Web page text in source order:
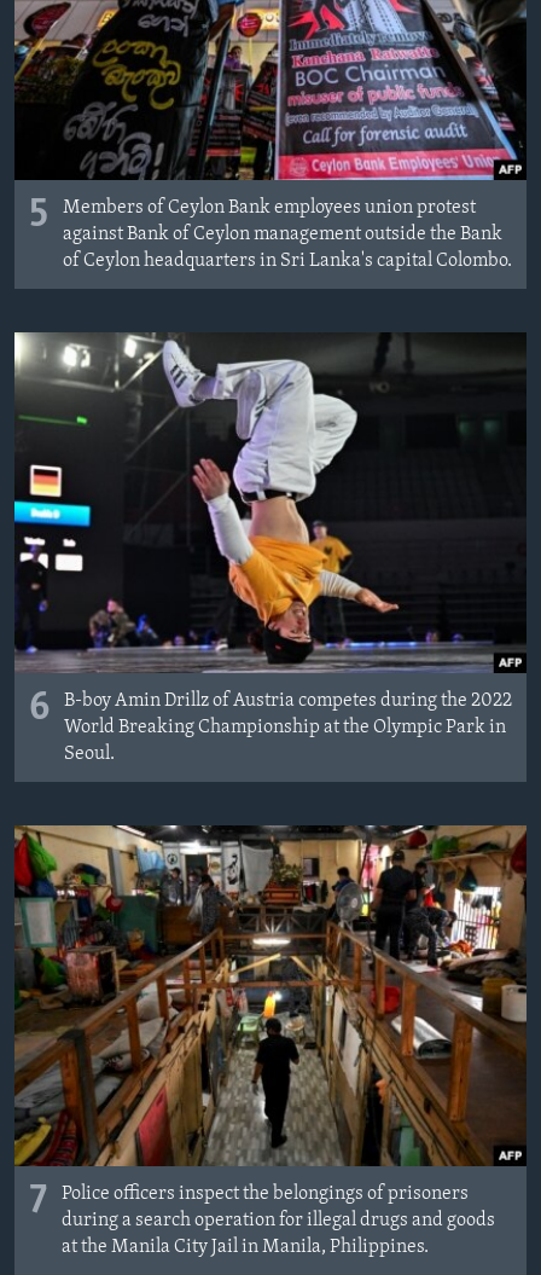
MAGAZIN
O GLASU AMERIKE
Learning English
PRATITE NAS
5
Members of Ceylon Bank employees union protest
against Bank of Ceylon management outside the Bank
of Ceylon headquarters in Sri Lanka's capital Colombo.
6
B-boy Amin Drillz of Austria competes during the 2022
World Breaking Championship at the Olympic Park in
Seoul.
7
Police officers inspect the belongings of prisoners
during a search operation for illegal drugs and goods
at the Manila City Jail in Manila, Philippines.